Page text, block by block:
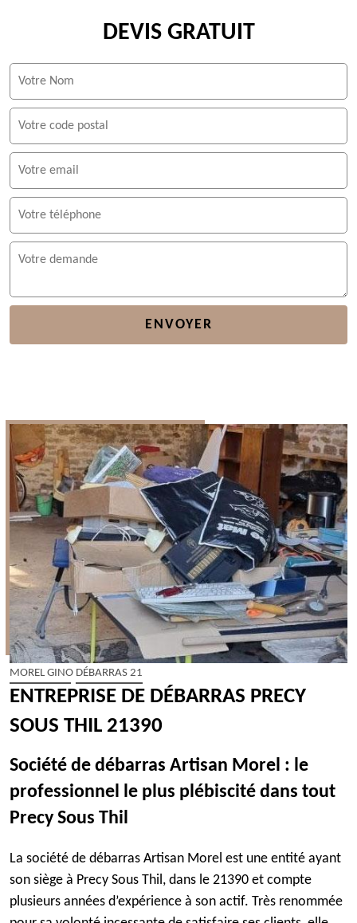
DEVIS GRATUIT
MOREL GINO DÉBARRAS 21
ENTREPRISE DE DÉBARRAS PRECY
SOUS THIL 21390
Société de débarras Artisan Morel : le
professionnel le plus plébiscité dans tout
Precy Sous Thil
La société de débarras Artisan Morel est une entité ayant
son siège à Precy Sous Thil, dans le 21390 et compte
plusieurs années d’expérience à son actif. Très renommée